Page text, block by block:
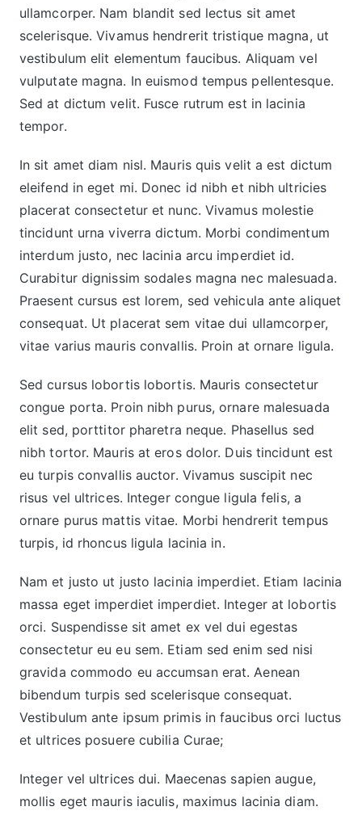
ullamcorper. Nam blandit sed lectus sit amet
scelerisque. Vivamus hendrerit tristique magna, ut
vestibulum elit elementum faucibus. Aliquam vel
vulputate magna. In euismod tempus pellentesque.
Sed at dictum velit. Fusce rutrum est in lacinia
tempor.
In sit amet diam nisl. Mauris quis velit a est dictum
eleifend in eget mi. Donec id nibh et nibh ultricies
placerat consectetur et nunc. Vivamus molestie
tincidunt urna viverra dictum. Morbi condimentum
interdum justo, nec lacinia arcu imperdiet id.
Curabitur dignissim sodales magna nec malesuada.
Praesent cursus est lorem, sed vehicula ante aliquet
consequat. Ut placerat sem vitae dui ullamcorper,
vitae varius mauris convallis. Proin at ornare ligula.
Sed cursus lobortis lobortis. Mauris consectetur
congue porta. Proin nibh purus, ornare malesuada
elit sed, porttitor pharetra neque. Phasellus sed
nibh tortor. Mauris at eros dolor. Duis tincidunt est
eu turpis convallis auctor. Vivamus suscipit nec
risus vel ultrices. Integer congue ligula felis, a
ornare purus mattis vitae. Morbi hendrerit tempus
turpis, id rhoncus ligula lacinia in.
Nam et justo ut justo lacinia imperdiet. Etiam lacinia
massa eget imperdiet imperdiet. Integer at lobortis
orci. Suspendisse sit amet ex vel dui egestas
consectetur eu eu sem. Etiam sed enim sed nisi
gravida commodo eu accumsan erat. Aenean
bibendum turpis sed scelerisque consequat.
Vestibulum ante ipsum primis in faucibus orci luctus
et ultrices posuere cubilia Curae;
Integer vel ultrices dui. Maecenas sapien augue,
mollis eget mauris iaculis, maximus lacinia diam.